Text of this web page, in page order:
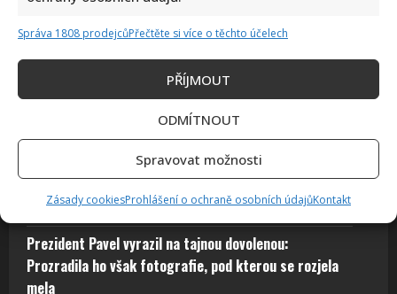
Správa 1808 prodejcůPřečtěte si více o těchto účelech
PŘÍJMOUT
ODMÍTNOUT
Spravovat možnosti
Zásady cookiesProhlášení o ochraně osobních údajůKontakt
Fotokvíz o českých hercích: 10 fotografií prověří, kdo zná
slavné tváře domácího filmu opravdu dokonale
5. 8. 2026
Petr Fiala sdílel video s delfíny, kvůli kterému je
terčem posměchu: Mnozí ho považují za bizár
Prezident Pavel vyrazil na tajnou dovolenou:
Prozradila ho však fotografie, pod kterou se rozjela
mela